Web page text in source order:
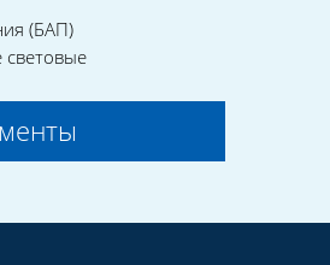
(БАП)